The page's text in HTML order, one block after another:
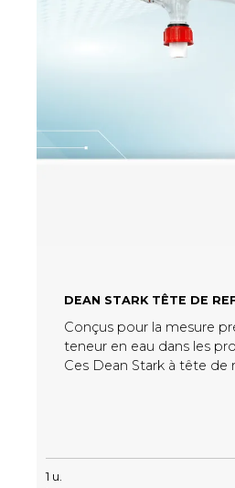
DEAN STARK TÊTE DE
Conçus pour la mesure
teneur en eau dans les
Ces Dean Stark à tête de
1 u.